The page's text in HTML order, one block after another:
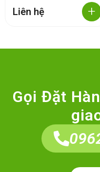
Liên hệ +
Gọi Đặt